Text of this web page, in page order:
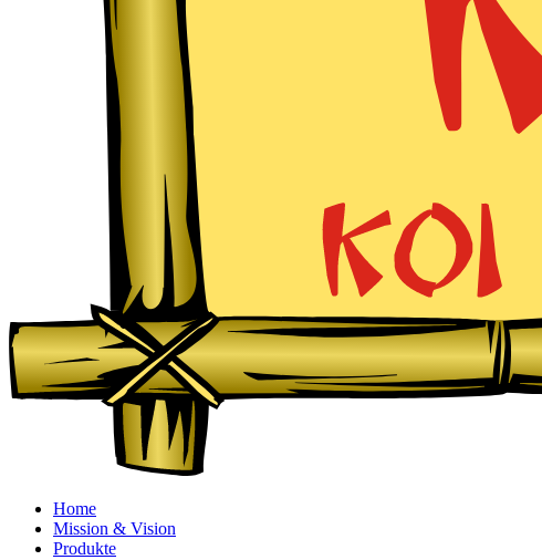
Home
Mission & Vision
Produkte